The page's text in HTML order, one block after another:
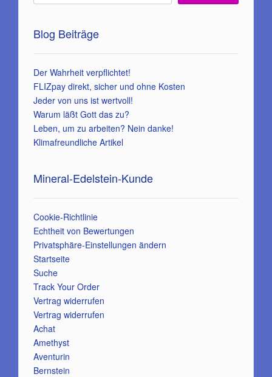
Blog Beiträge
Der Wahrheit verpflichtet!
FLIZpay direkt, sicher und ohne Kosten
Jeder von uns ist wertvoll!
Warum läßt Gott das zu?
Leben, um zu arbeiten? Nein danke!
Klimafreundliche Artikel
Mineral-Edelstein-Kunde
Cookie-Richtlinie
Echtheit von Bewertungen
Privatsphäre-Einstellungen ändern
Startseite
Suche
Track Your Order
Vertrag widerrufen
Vertrag widerrufen
Achat
Amethyst
Aventurin
Bernstein